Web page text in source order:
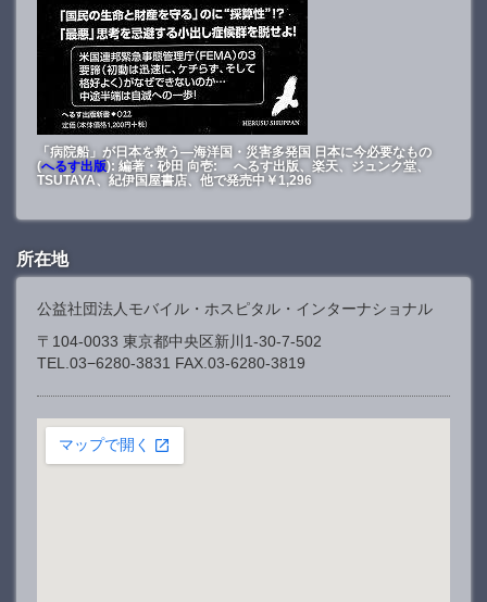
「病院船」が日本を救う―海洋国・災害多発国 日本に今必要なもの
(へるす出版): 編著・砂田 向壱: へるす出版、楽天、ジュンク堂、
TSUTAYA、紀伊国屋書店、他で発売中￥1,296
所在地
公益社団法人モバイル・ホスピタル・インターナショナル
〒104-0033 東京都中央区新川1-30-7-502
TEL.03−6280-3831 FAX.03-6280-3819